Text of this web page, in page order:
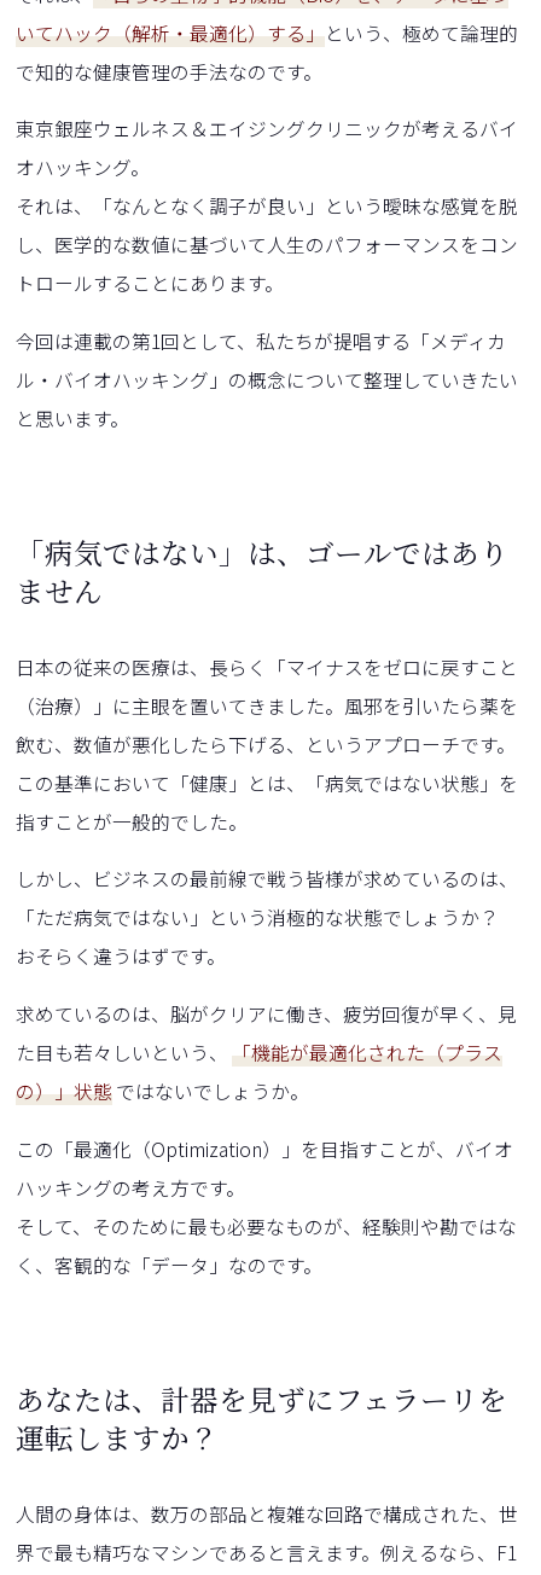
いてハック（解析・最適化）する」という、極めて論理的
で知的な健康管理の手法なのです。
東京銀座ウェルネス＆エイジングクリニックが考えるバイ
オハッキング。
それは、「なんとなく調子が良い」という曖昧な感覚を脱
し、医学的な数値に基づいて人生のパフォーマンスをコン
トロールすることにあります。
今回は連載の第1回として、私たちが提唱する「メディカ
ル・バイオハッキング」の概念について整理していきたい
と思います。
「病気ではない」は、ゴールではあり
ません
日本の従来の医療は、長らく「マイナスをゼロに戻すこと
（治療）」に主眼を置いてきました。風邪を引いたら薬を
飲む、数値が悪化したら下げる、というアプローチです。
この基準において「健康」とは、「病気ではない状態」を
指すことが一般的でした。
しかし、ビジネスの最前線で戦う皆様が求めているのは、
「ただ病気ではない」という消極的な状態でしょうか？
おそらく違うはずです。
求めているのは、脳がクリアに働き、疲労回復が早く、見
た目も若々しいという、「機能が最適化された（プラス
の）」状態ではないでしょうか。
この「最適化（Optimization）」を目指すことが、バイオ
ハッキングの考え方です。
そして、そのために最も必要なものが、経験則や勘ではな
く、客観的な「データ」なのです。
あなたは、計器を見ずにフェラーリを
運転しますか？
人間の身体は、数万の部品と複雑な回路で構成された、世
界で最も精巧なマシンであると言えます。例えるなら、F1